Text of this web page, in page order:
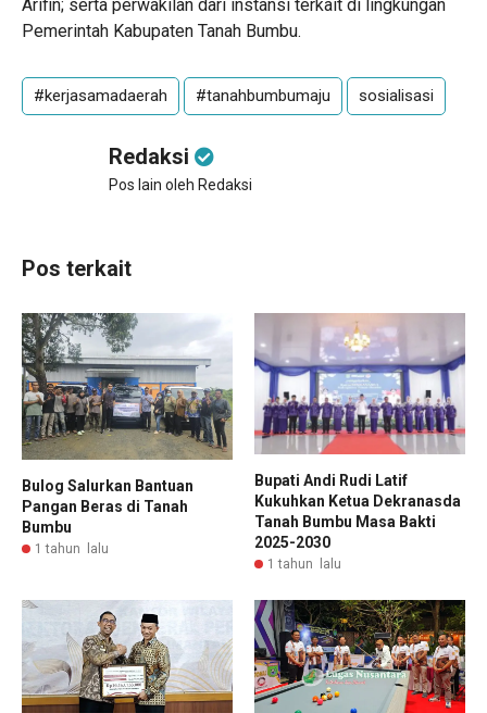
Arifin; serta perwakilan dari instansi terkait di lingkungan
Pemerintah Kabupaten Tanah Bumbu.
#kerjasamadaerah #tanahbumbumaju sosialisasi
Redaksi
Pos lain oleh Redaksi
Pos terkait
Bulog Salurkan Bantuan
Pangan Beras di Tanah
Bumbu
1 tahun lalu
Bupati Andi Rudi Latif
Kukuhkan Ketua Dekranasda
Tanah Bumbu Masa Bakti
2025-2030
1 tahun lalu